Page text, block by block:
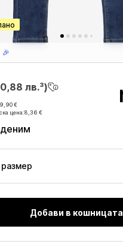
-10
49М
лв.³)
€
цена:8,36 €
лв.³)
€
цена:8,36 €
Добави в кошницата